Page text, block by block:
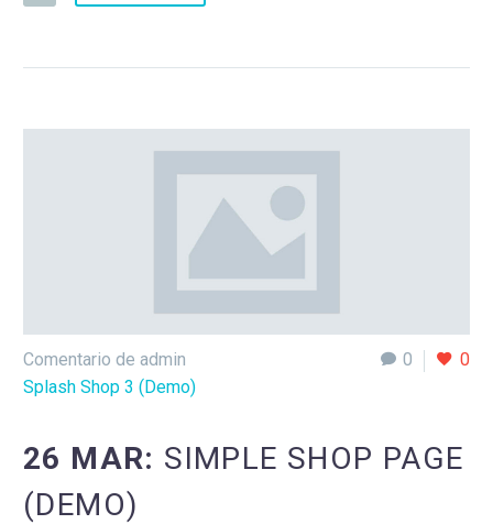
0 0
Comentario de admin
Splash Shop 3 (Demo)
26 MAR: SIMPLE SHOP PAGE
(DEMO)